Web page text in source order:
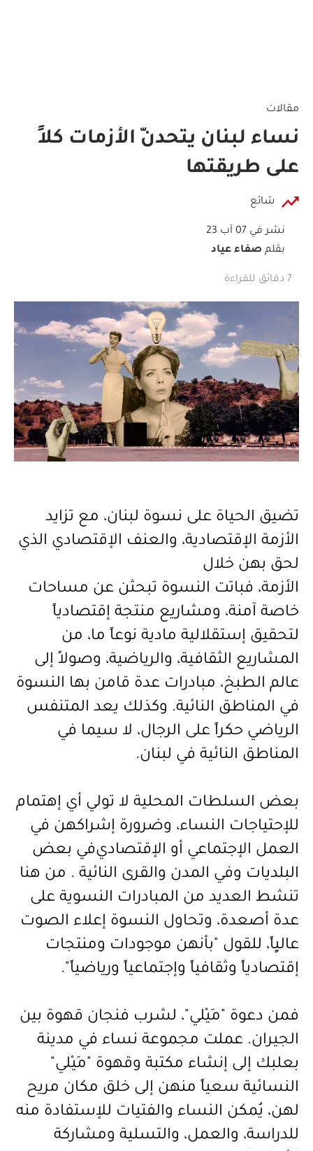
مقالات
نساء لبنان يتحدنّ الأزمات كلاً
على طريقتها
شائع
نشر في 07 آب 23
بقلم صفاء عياد
7 دقائق للقراءة
تضيق الحياة على نسوة لبنان، مع تزايد
الأزمة الإقتصادية، والعنف الإقتصادي الذي
لحق بهن خلال
الأزمة، فباتت النسوة تبحثن عن مساحات
خاصة آمنة، ومشاريع منتجة إقتصادياً
لتحقيق إستقلالية مادية نوعاً ما، من
المشاريع الثقافية، والرياضية، وصولاً إلى
عالم الطبخ، مبادرات عدة قامن بها النسوة
في المناطق النائية. وكذلك يعد المتنفس
الرياضي حكراً على الرجال، لا سيما في
المناطق النائية في لبنان.
بعض السلطات المحلية لا تولي أي إهتمام
للإحتياجات النساء، وضرورة إشراكهن في
العمل الإجتماعي أو الإقتصاديفي بعض
البلديات وفي المدن والقرى النائية . من هنا
تنشط العديد من المبادرات النسوية على
عدة أصعدة، وتحاول النسوة إعلاء الصوت
عاليٍاً، للقول "بأنهن موجودات ومنتجات
إقتصادياً وثقافياً وإجتماعياً ورياضياً".
فمن دعوة "مَيْلي"، لشرب فنجان قهوة بين
الجيران. عملت مجموعة نساء في مدينة
بعلبك إلى إنشاء مكتبة وقهوة "مَيْلي"
النسائية سعياً منهن إلى خلق مكان مريح
لهن، يُمكن النساء والفتيات للإستفادة منه
للدراسة، والعمل، والتسلية ومشاركة